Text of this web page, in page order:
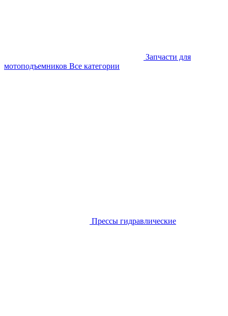
Запчасти для
мотоподъемников Все категории
Прессы гидравлические